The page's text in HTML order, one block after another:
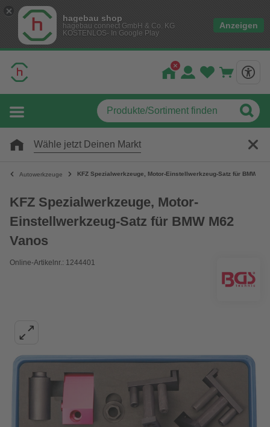
hagebau shop
hagebau connect GmbH & Co. KG
KOSTENLOS- In Google Play
Anzeigen
Wähle jetzt Deinen Markt
Autowerkzeuge KFZ Spezialwerkzeuge, Motor-Einstellwerkzeug-Satz für BMW
KFZ Spezialwerkzeuge, Motor-
Einstellwerkzeug-Satz für BMW M62
Vanos
Online-Artikelnr.: 1244401